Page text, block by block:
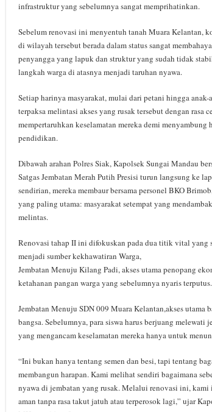
infrastruktur yang sebelumnya sangat memprihatinkan.
Sebelum renovasi ini menyentuh tanah Muara Kelantan,
di wilayah tersebut berada dalam status sangat
penyangga yang lapuk dan struktur yang sudah tidak
langkah warga di atasnya menjadi taruhan nyawa.
Setiap harinya masyarakat, mulai dari petani hingga anak-
terpaksa melintasi akses yang rusak tersebut dengan rasa
mempertaruhkan keselamatan mereka demi menyambung
pendidikan.
Dibawah arahan Polres Siak, Kapolsek Sungai Mandau
Satgas Jembatan Merah Putih Presisi turun langsung ke
sendirian, mereka membaur bersama personel BKO
yang paling utama: masyarakat setempat yang
melintas.
Renovasi tahap II ini difokuskan pada dua titik vital yang
menjadi sumber kekhawatiran Warga,
Jembatan Menuju Kilang Padi, akses utama penopang
ketahanan pangan warga yang sebelumnya nyaris terputus.
Jembatan Menuju SDN 009 Muara Kelantan,akses utama
bangsa. Sebelumnya, para siswa harus berjuang melewati
yang mengancam keselamatan mereka hanya untuk
“Ini bukan hanya tentang semen dan besi, tapi tentang
membangun harapan. Kami melihat sendiri bagaimana
nyawa di jembatan yang rusak. Melalui renovasi ini, kami
aman tanpa rasa takut jatuh atau terperosok lagi,” ujar